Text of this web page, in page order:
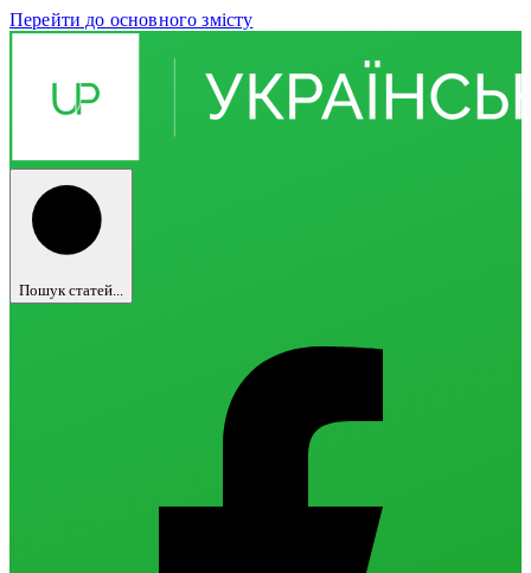
Перейти до основного змісту
Пошук статей...